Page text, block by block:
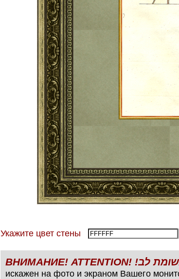
Укажите цвет стены
искажен на фото и экраном Вашего